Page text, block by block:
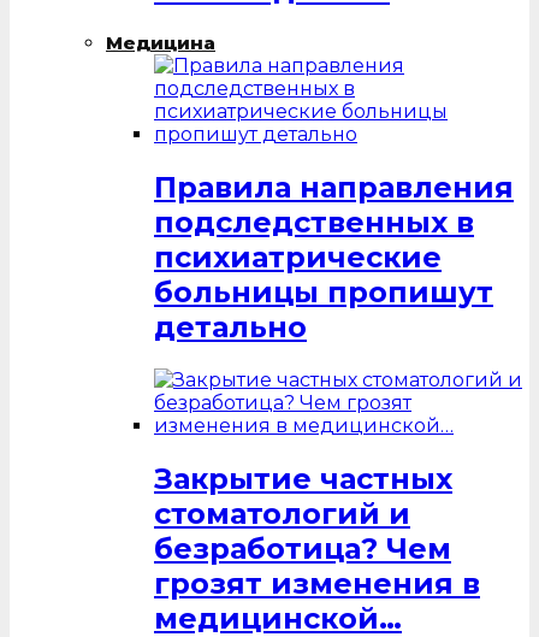
Медицина
Правила направления
подследственных в
психиатрические
больницы пропишут
детально
Закрытие частных
стоматологий и
безработица? Чем
грозят изменения в
медицинской…